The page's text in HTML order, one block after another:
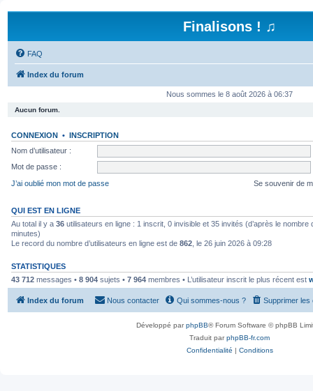
Finalisons ! ♫
FAQ
Index du forum
Nous sommes le 8 août 2026 à 06:37
Aucun forum.
CONNEXION • INSCRIPTION
Nom d’utilisateur :
Mot de passe :
J’ai oublié mon mot de passe
Se souvenir de
QUI EST EN LIGNE
Au total il y a 36 utilisateurs en ligne : 1 inscrit, 0 invisible et 35 invités (d’après le nombre
minutes)
Le record du nombre d’utilisateurs en ligne est de 862 , le 26 juin 2026 à 09:28
STATISTIQUES
43 712 messages • 8 904 sujets • 7 964 membres • L’utilisateur inscrit le plus récent est
Index du forum Supprimer les
Qui sommes-nous ?
Nous contacter
Développé parphpBB® Forum Software © phpBB
Traduit parphpBB-fr.com
Confidentialité | Conditions